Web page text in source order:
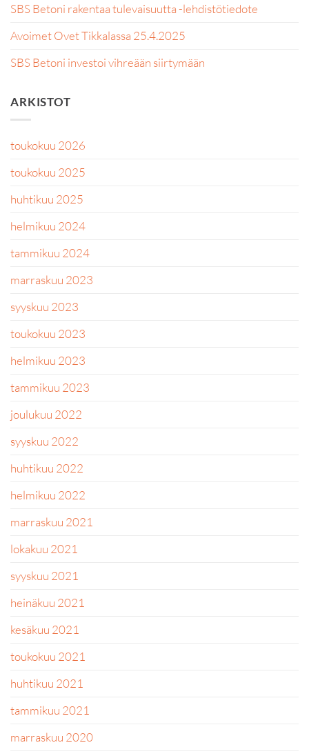
SBS Betoni rakentaa tulevaisuutta -lehdistötiedote
Avoimet Ovet Tikkalassa 25.4.2025
SBS Betoni investoi vihreään siirtymään
ARKISTOT
toukokuu 2026
toukokuu 2025
huhtikuu 2025
helmikuu 2024
tammikuu 2024
marraskuu 2023
syyskuu 2023
toukokuu 2023
helmikuu 2023
tammikuu 2023
joulukuu 2022
syyskuu 2022
huhtikuu 2022
helmikuu 2022
marraskuu 2021
lokakuu 2021
syyskuu 2021
heinäkuu 2021
kesäkuu 2021
toukokuu 2021
huhtikuu 2021
tammikuu 2021
marraskuu 2020